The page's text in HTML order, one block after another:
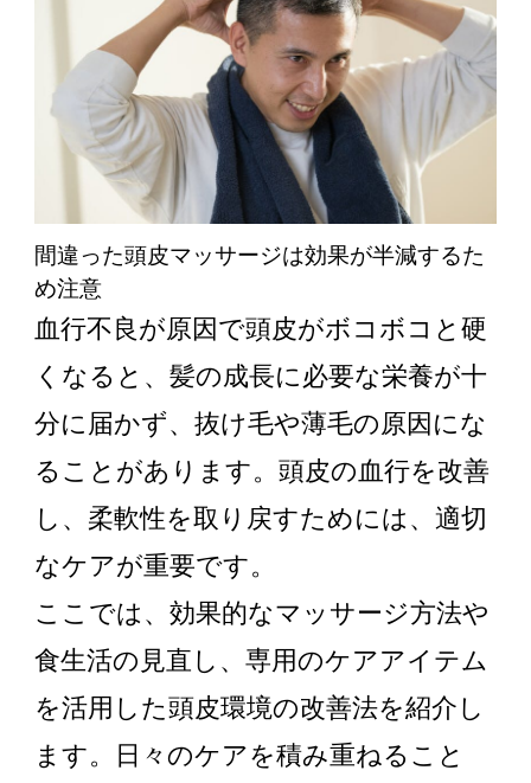
間違った頭皮マッサージは効果が半減するた
め注意
血行不良が原因で頭皮がボコボコと硬
くなると、髪の成長に必要な栄養が十
分に届かず、抜け毛や薄毛の原因にな
ることがあります。頭皮の血行を改善
し、柔軟性を取り戻すためには、適切
なケアが重要です。
ここでは、効果的なマッサージ方法や
食生活の見直し、専用のケアアイテム
を活用した頭皮環境の改善法を紹介し
ます。日々のケアを積み重ねること